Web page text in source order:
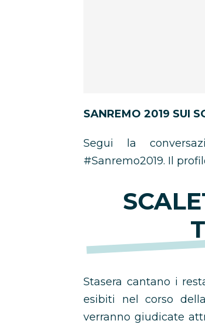
SANREMO 2019 SUI
Segui la
#Sanremo2019. Il
Stasera cantano i
esibiti nel corso
verranno giudicate